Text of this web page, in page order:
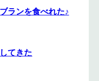
ランを食べれた♪
てきた